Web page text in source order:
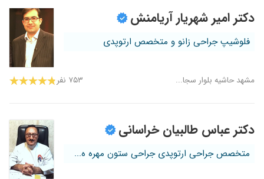
دکتر امیر شهریار آریامنش
فلوشیپ جراحی زانو و متخصص ارتوپدی
مشهد حاشیه بلوار سجا... ۷۵۳ نفر
دکتر عباس طالبیان خراسانی
متخصص جراحی ارتوپدی جراحی ستون مهره ه...